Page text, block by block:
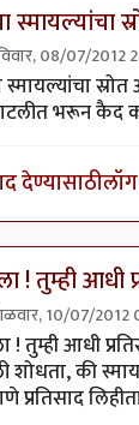
स्मायल्यांचा
08/07/2012
toबॅटमॅनचास्रोत
भरून कैद
देण्यासाठी
! तुम्ही आधी
10/07/2012
toबॅटमॅनचा
! तुम्ही आधी
शोधता, की
प्रतिसाद